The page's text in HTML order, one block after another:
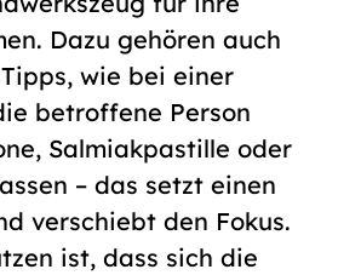
Dazu gehören auch
wie bei einer
betroffene Person
Salmiakpastille oder
– das setzt einen
verschiebt den Fokus.
ist, dass sich die